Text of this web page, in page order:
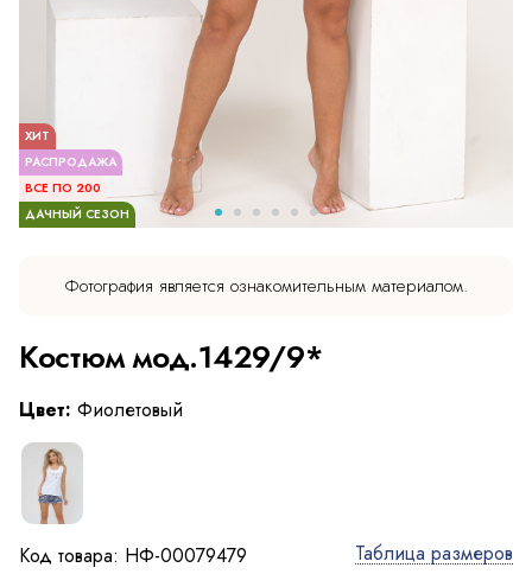
РАСПРОДАЖА
ВСЕ ПО 200
ДАЧНЫЙ СЕЗОН
ХИТ
Фотография является ознакомительным материалом.
Костюм мод.1429/9*
Цвет: Фиолетовый
Код товара: НФ-00079479 Таблица размеров